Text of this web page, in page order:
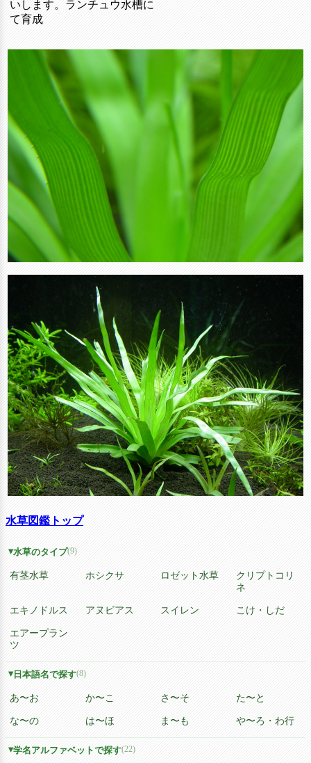
いします。ランチュウ水槽に
て育成
水草図鑑トップ
水草のタイプ(9)
有茎水草 ホシクサ ロゼット水草
クリプトコリ
ネ
エキノドルス アヌビアス スイレン こけ・しだ
エアープラン
ツ
日本語名で探す(8)
あ〜お か〜こ さ〜そ た〜と
な〜の は〜ほ ま〜も や〜ろ・わ行
学名アルファベットで探す(22)